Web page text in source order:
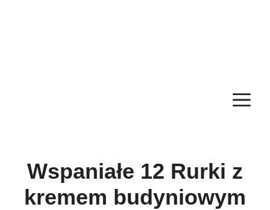
Wspaniałe 12 Rurki z
kremem budyniowym